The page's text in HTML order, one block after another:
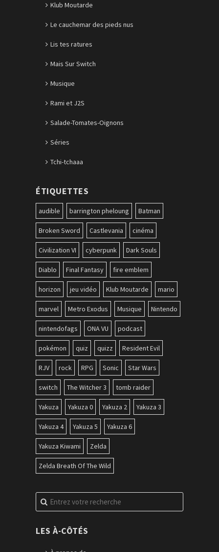
Klub Moutarde
Le cauchemar des pieds nus
Lis tes ratures
Mais Sur Switch
Musique
Rami et J2S
Salade-Tomates-Oignons
Séries
Tchi-tchaaa
ÉTIQUETTES
audible barrington pheloung Batman
Broken Sword Castlevania cinéma
Civilization VI cyberpunk Dark Souls
Diablo Final Fantasy fire emblem
horizon jeu vidéo Klub Moutarde mario
marvel Metro Exodus Musique Nintendo
nintendofags ONA VU podcast
pokémon quiz quizz Resident Evil
RJV rock RPG Sonic Star Wars
switch The Witcher 3 tomb raider
Yakuza Yakuza 0 Yakuza 2 Yakuza 3
Yakuza 4 Yakuza 5 Yakuza 6
Yakuza Kiwami Zelda
Zelda Breath Of The Wild
Recherche
pour
LES À-CÔTÉS